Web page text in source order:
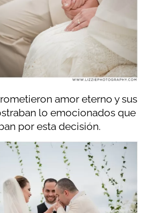
amor eterno y sus
lo emocionados que
por esta decisión.